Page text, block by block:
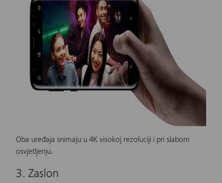
Oba uređaja snimaju u 4K visokoj rezoluciji i pri slabom
osvjetljenju.
3. Zaslon